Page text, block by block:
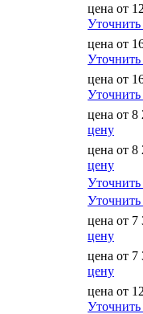
цена от
цена от
цена от
цена от 8
цену
цена от 8
цену
цена от 7
цену
цена от 7
цену
цена от